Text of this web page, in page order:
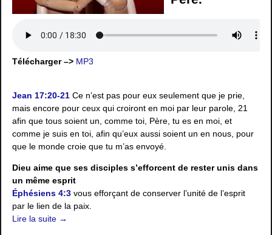
Télécharger –> MP3
Jean 17:20-21 Ce n’est pas pour eux seulement que je prie,
mais encore pour ceux qui croiront en moi par leur parole, 21
afin que tous soient un, comme toi, Père, tu es en moi, et
comme je suis en toi, afin qu’eux aussi soient un en nous, pour
que le monde croie que tu m’as envoyé.
Dieu aime que ses disciples s’efforcent de rester unis dans
un même esprit
Éphésiens 4:3 vous efforçant de conserver l’unité de l’esprit
par le lien de la paix.
Lire la suite →